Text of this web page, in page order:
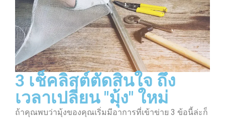
3 เช็คลิสต์ตัดสินใจ ถึง
เวลาเปลี่ยน "มุ้ง" ใหม่
ถ้าคุณพบว่ามุ้งของคุณเริ่มมีอาการที่เข้าข่าย 3 ข้อนี้ล่ะก็